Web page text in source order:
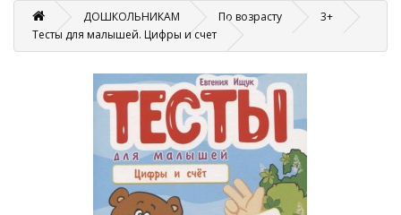
ДОШКОЛЬНИКАМ По возрасту
3+
Тесты для малышей. Цифры и счет